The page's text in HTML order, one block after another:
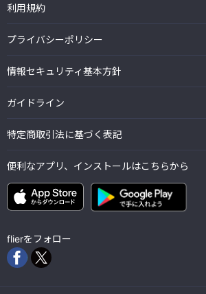
利用規約
プライバシーポリシー
情報セキュリティ基本方針
ガイドライン
特定商取引法に基づく表記
便利なアプリ、インストールはこちらから
flierをフォロー